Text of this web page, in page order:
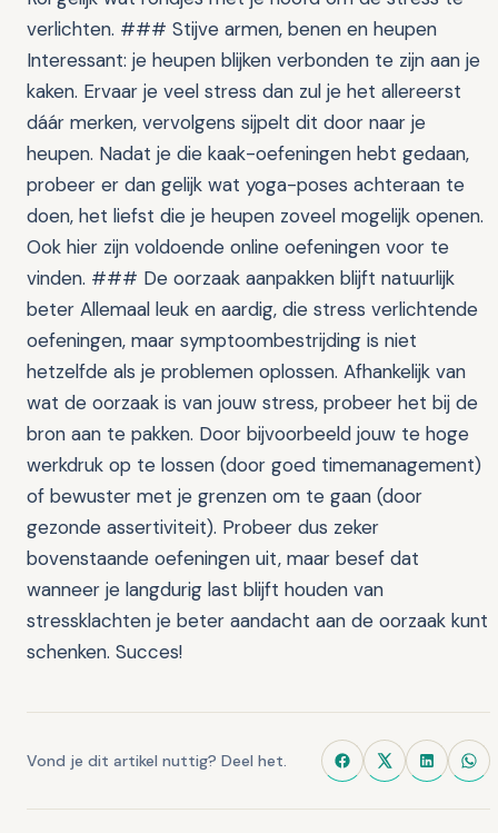
Vond je dit artikel nuttig? Deel het.